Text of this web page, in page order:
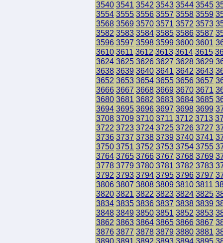
3540 3541 3542 3543 3544 3545
3554 3555 3556 3557 3558 3559
3568 3569 3570 3571 3572 3573
3582 3583 3584 3585 3586 3587
3596 3597 3598 3599 3600 3601
3610 3611 3612 3613 3614 3615
3624 3625 3626 3627 3628 3629
3638 3639 3640 3641 3642 3643
3652 3653 3654 3655 3656 3657
3666 3667 3668 3669 3670 3671
3680 3681 3682 3683 3684 3685
3694 3695 3696 3697 3698 3699
3708 3709 3710 3711 3712 3713
3722 3723 3724 3725 3726 3727
3736 3737 3738 3739 3740 3741
3750 3751 3752 3753 3754 3755
3764 3765 3766 3767 3768 3769
3778 3779 3780 3781 3782 3783
3792 3793 3794 3795 3796 3797
3806 3807 3808 3809 3810 3811
3820 3821 3822 3823 3824 3825
3834 3835 3836 3837 3838 3839
3848 3849 3850 3851 3852 3853
3862 3863 3864 3865 3866 3867
3876 3877 3878 3879 3880 3881
3890 3891 3892 3893 3894 3895